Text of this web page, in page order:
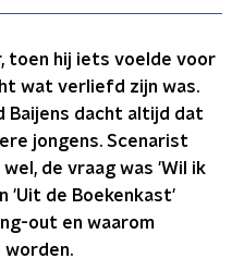
toen hij iets voelde voor
wat verliefd zijn was.
Baijens dacht altijd dat
jongens. Scenarist
de vraag was 'Wil ik
'Uit de Boekenkast'
out en waarom